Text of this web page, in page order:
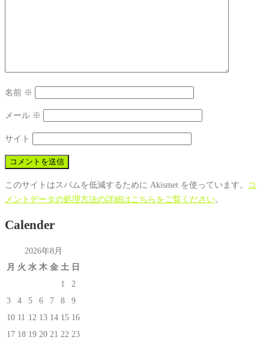
名前 ※
メール ※
サイト
このサイトはスパムを低減するために Akismet を使っています。
コ
メントデータの処理方法の詳細はこちらをご覧ください。
Calender
2026年8月
月 火 水 木 金 土 日
1
2
3
4 5 6 7 8
9
10 11 12 13 14 15 16
17 18 19 20 21 22 23